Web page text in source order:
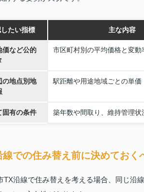
たい指標 主な内容
価など公的
市区町村別の平均価格と変動
の地点別地
駅距離や用途地域ごとの単価
固有の条件 築年数や間取り、維持管理状
線での住み替え前に決めておく
TX沿線で住み替えを考える場合、同じ沿